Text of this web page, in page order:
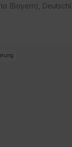
(Bayern),